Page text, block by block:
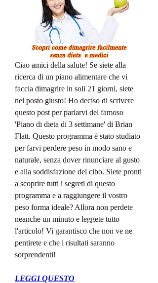
Ciao amici della salute! Se siete alla
ricerca di un piano alimentare che vi
faccia dimagrire in soli 21 giorni, siete
nel posto giusto! Ho deciso di scrivere
questo post per parlarvi del famoso
'Piano di dieta di 3 settimane' di Brian
Flatt. Questo programma è stato studiato
per farvi perdere peso in modo sano e
naturale, senza dover rinunciare al gusto
e alla soddisfazione del cibo. Siete pronti
a scoprire tutti i segreti di questo
programma e a raggiungere il vostro
peso forma ideale? Allora non perdete
neanche un minuto e leggete tutto
l'articolo! Vi garantisco che non ve ne
pentirete e che i risultati saranno
sorprendenti!
LEGGI QUESTO